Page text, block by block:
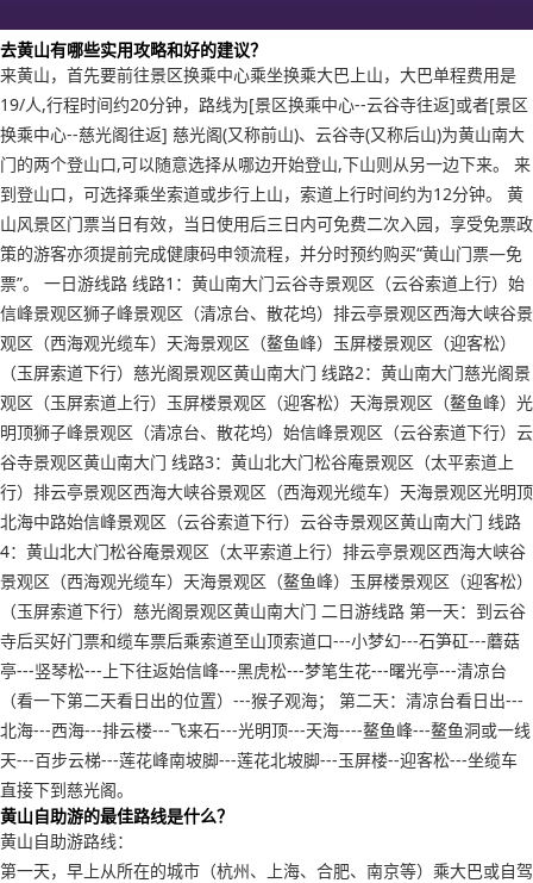
去黄山有哪些实用攻略和好的建议？
来黄山，首先要前往景区换乘中心乘坐换乘大巴上山，大巴单程费用是
19/人,行程时间约20分钟，路线为[景区换乘中心--云谷寺往返]或者[景区
换乘中心--慈光阁往返] 慈光阁(又称前山)、云谷寺(又称后山)为黄山南大
门的两个登山口,可以随意选择从哪边开始登山,下山则从另一边下来。 来
到登山口，可选择乘坐索道或步行上山，索道上行时间约为12分钟。 黄
山风景区门票当日有效，当日使用后三日内可免费二次入园，享受免票政
策的游客亦须提前完成健康码申领流程，并分时预约购买“黄山门票—免
票”。 一日游线路 线路1：黄山南大门云谷寺景观区（云谷索道上行）始
信峰景观区狮子峰景观区（清凉台、散花坞）排云亭景观区西海大峡谷景
观区（西海观光缆车）天海景观区（鳌鱼峰）玉屏楼景观区（迎客松）
（玉屏索道下行）慈光阁景观区黄山南大门 线路2：黄山南大门慈光阁景
观区（玉屏索道上行）玉屏楼景观区（迎客松）天海景观区（鳌鱼峰）光
明顶狮子峰景观区（清凉台、散花坞）始信峰景观区（云谷索道下行）云
谷寺景观区黄山南大门 线路3：黄山北大门松谷庵景观区（太平索道上
行）排云亭景观区西海大峡谷景观区（西海观光缆车）天海景观区光明顶
北海中路始信峰景观区（云谷索道下行）云谷寺景观区黄山南大门 线路
4：黄山北大门松谷庵景观区（太平索道上行）排云亭景观区西海大峡谷
景观区（西海观光缆车）天海景观区（鳌鱼峰）玉屏楼景观区（迎客松）
（玉屏索道下行）慈光阁景观区黄山南大门 二日游线路 第一天：到云谷
寺后买好门票和缆车票后乘索道至山顶索道口---小梦幻---石笋矼---蘑菇
亭---竖琴松---上下往返始信峰---黑虎松---梦笔生花---曙光亭---清凉台
（看一下第二天看日出的位置）---猴子观海； 第二天：清凉台看日出---
北海---西海---排云楼---飞来石---光明顶---天海----鳌鱼峰---鳌鱼洞或一线
天---百步云梯---莲花峰南坡脚---莲花北坡脚---玉屏楼--迎客松---坐缆车
直接下到慈光阁。
黄山自助游的最佳路线是什么？
黄山自助游路线：
第一天，早上从所在的城市（杭州、上海、合肥、南京等）乘大巴或自驾